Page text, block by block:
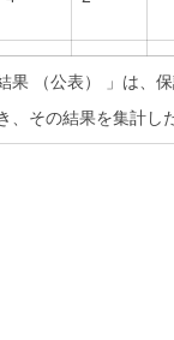
（公表） 」は、
、その結果を集計し